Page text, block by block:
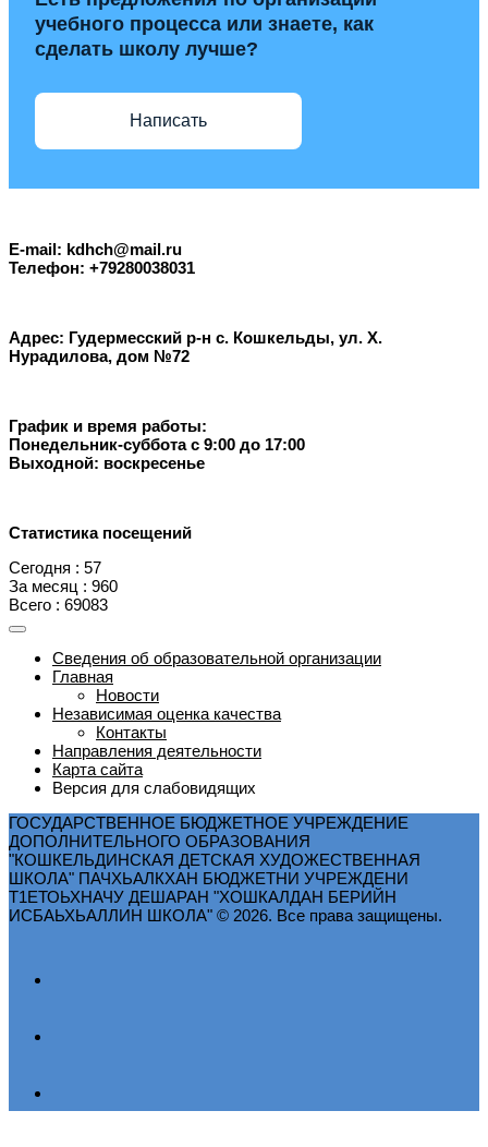
учебного процесса или знаете, как
сделать школу лучше?
Написать
E-mail: kdhch@mail.ru
Телефон: +79280038031
Адрес: Гудермесский р-н с. Кошкельды, ул. Х.
Нурадилова, дом №72
График и время работы:
Понедельник-суббота с 9:00 до 17:00
Выходной: воскресенье
Статистика посещений
Сегодня : 57
За месяц : 960
Всего : 69083
Сведения об образовательной организации
Главная
Новости
Независимая оценка качества
Контакты
Направления деятельности
Карта сайта
Версия для слабовидящих
ГОСУДАРСТВЕННОЕ БЮДЖЕТНОЕ УЧРЕЖДЕНИЕ
ДОПОЛНИТЕЛЬНОГО ОБРАЗОВАНИЯ
"КОШКЕЛЬДИНСКАЯ ДЕТСКАЯ ХУДОЖЕСТВЕННАЯ
ШКОЛА" ПАЧХЬАЛКХАН БЮДЖЕТНИ УЧРЕЖДЕНИ
Т1ЕТОЬХНАЧУ ДЕШАРАН "ХОШКАЛДАН БЕРИЙН
ИСБАЬХЬАЛЛИН ШКОЛА" © 2026. Все права защищены.